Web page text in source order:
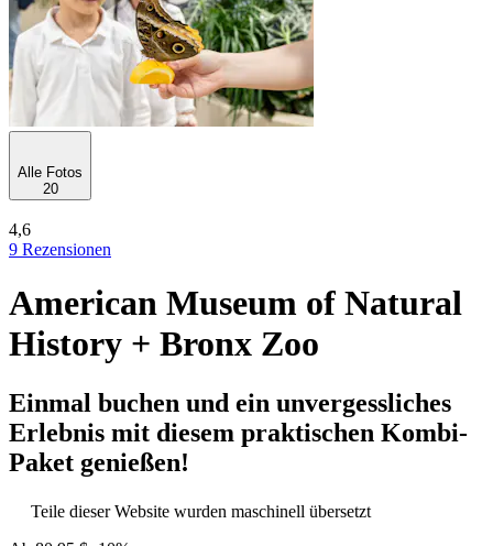
Alle Fotos
20
4,6
9 Rezensionen
American Museum of Natural
History + Bronx Zoo
Einmal buchen und ein unvergessliches
Erlebnis mit diesem praktischen Kombi-
Paket genießen!
Teile dieser Website wurden maschinell übersetzt